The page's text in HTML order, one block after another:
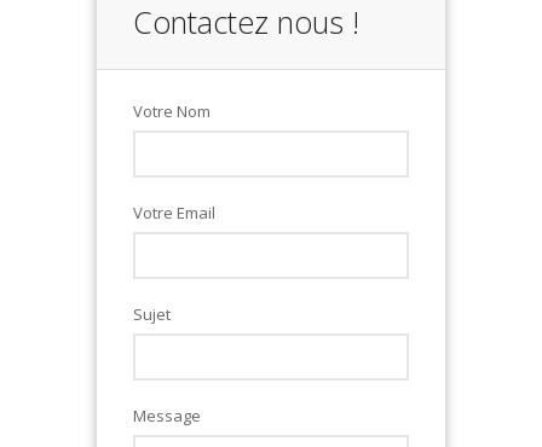
Contactez nous !
Votre Nom
Votre Email
Sujet
Message